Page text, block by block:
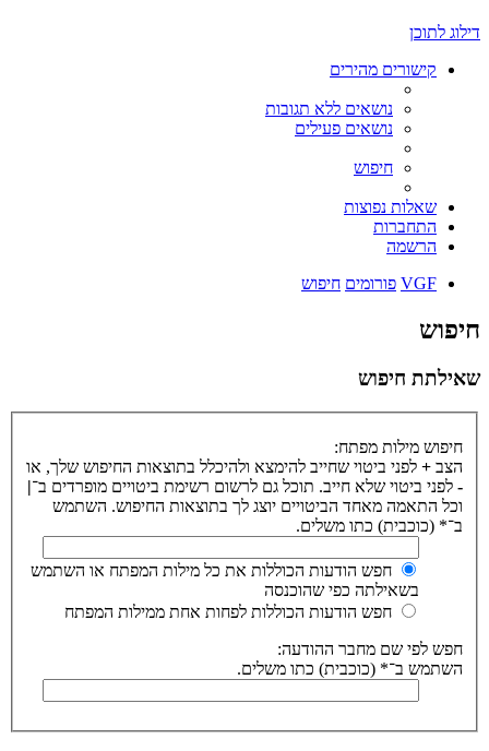
דילוג לתוכן
קישורים מהירים
נושאים ללא תגובות
נושאים פעילים
חיפוש
שאלות נפוצות
התחברות
הרשמה
VGF פורומים חיפוש
חיפוש
שאילתת חיפוש
חיפוש מילות מפתח:
הצב + לפני ביטוי שחייב להימצא ולהיכלל בתוצאות החיפוש שלך, או
- לפני ביטוי שלא חייב. תוכל גם לרשום רשימת ביטויים מופרדים ב־|
וכל התאמה מאחד הביטויים יוצג לך בתוצאות החיפוש. השתמש
ב־* (כוכבית) כתו משלים.
חפש הודעות הכוללות את כל מילות המפתח או השתמש
בשאילתה כפי שהוכנסה
חפש הודעות הכוללות לפחות אחת ממילות המפתח
חפש לפי שם מחבר ההודעה:
השתמש ב־* (כוכבית) כתו משלים.